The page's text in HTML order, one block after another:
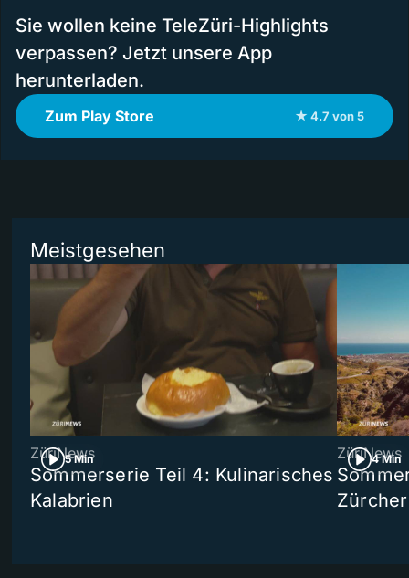
Sie wollen keine TeleZüri-Highlights
verpassen? Jetzt unsere App
herunterladen.
Zum Play Store ★ 4.7 von 5
Meistgesehen
5 Min
ZüriNews
Sommerserie Teil 4: Kulinarisches
Kalabrien
4 Min
ZüriNews